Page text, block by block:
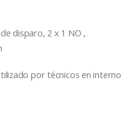
disparo, 2 x 1 NO ,
por técnicos en interno